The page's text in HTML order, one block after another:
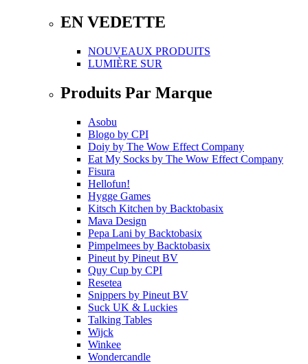
EN VEDETTE
NOUVEAUX PRODUITS
LUMIÈRE SUR
Produits Par Marque
Asobu
Blogo by CPI
Doiy by The Wow Effect Company
Eat My Socks by The Wow Effect Company
Fisura
Hellofun!
Hygge Games
Kitsch Kitchen by Backtobasix
Mava Design
Pepa Lani by Backtobasix
Pimpelmees by Backtobasix
Pineut by Pineut BV
Quy Cup by CPI
Resetea
Snippers by Pineut BV
Suck UK & Luckies
Talking Tables
Wijck
Winkee
Wondercandle